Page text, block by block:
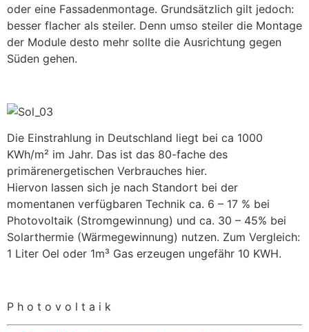
oder eine Fassadenmontage. Grundsätzlich gilt jedoch:
besser flacher als steiler. Denn umso steiler die Montage
der Module desto mehr sollte die Ausrichtung gegen
Süden gehen.
Die Einstrahlung in Deutschland liegt bei ca 1000
KWh/m² im Jahr. Das ist das 80-fache des
primärenergetischen Verbrauches hier.
Hiervon lassen sich je nach Standort bei der
momentanen verfügbaren Technik ca. 6 – 17 % bei
Photovoltaik (Stromgewinnung) und ca. 30 – 45% bei
Solarthermie (Wärmegewinnung) nutzen. Zum Vergleich:
1 Liter Oel oder 1m³ Gas erzeugen ungefähr 10 KWH.
P h o t o v o l t a i k